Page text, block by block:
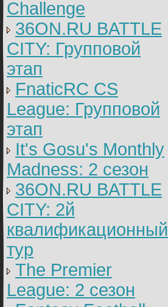
Challenge
36ON.RU BATTLE
CITY: Групповой
этап
FnaticRC CS
League: Групповой
этап
It's Gosu's Monthly
Madness: 2 сезон
36ON.RU BATTLE
CITY: 2й
квалификационный
тур
The Premier
League: 2 cезон